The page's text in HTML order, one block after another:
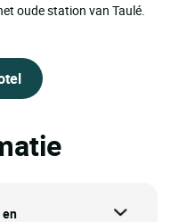
oude station van Taulé.